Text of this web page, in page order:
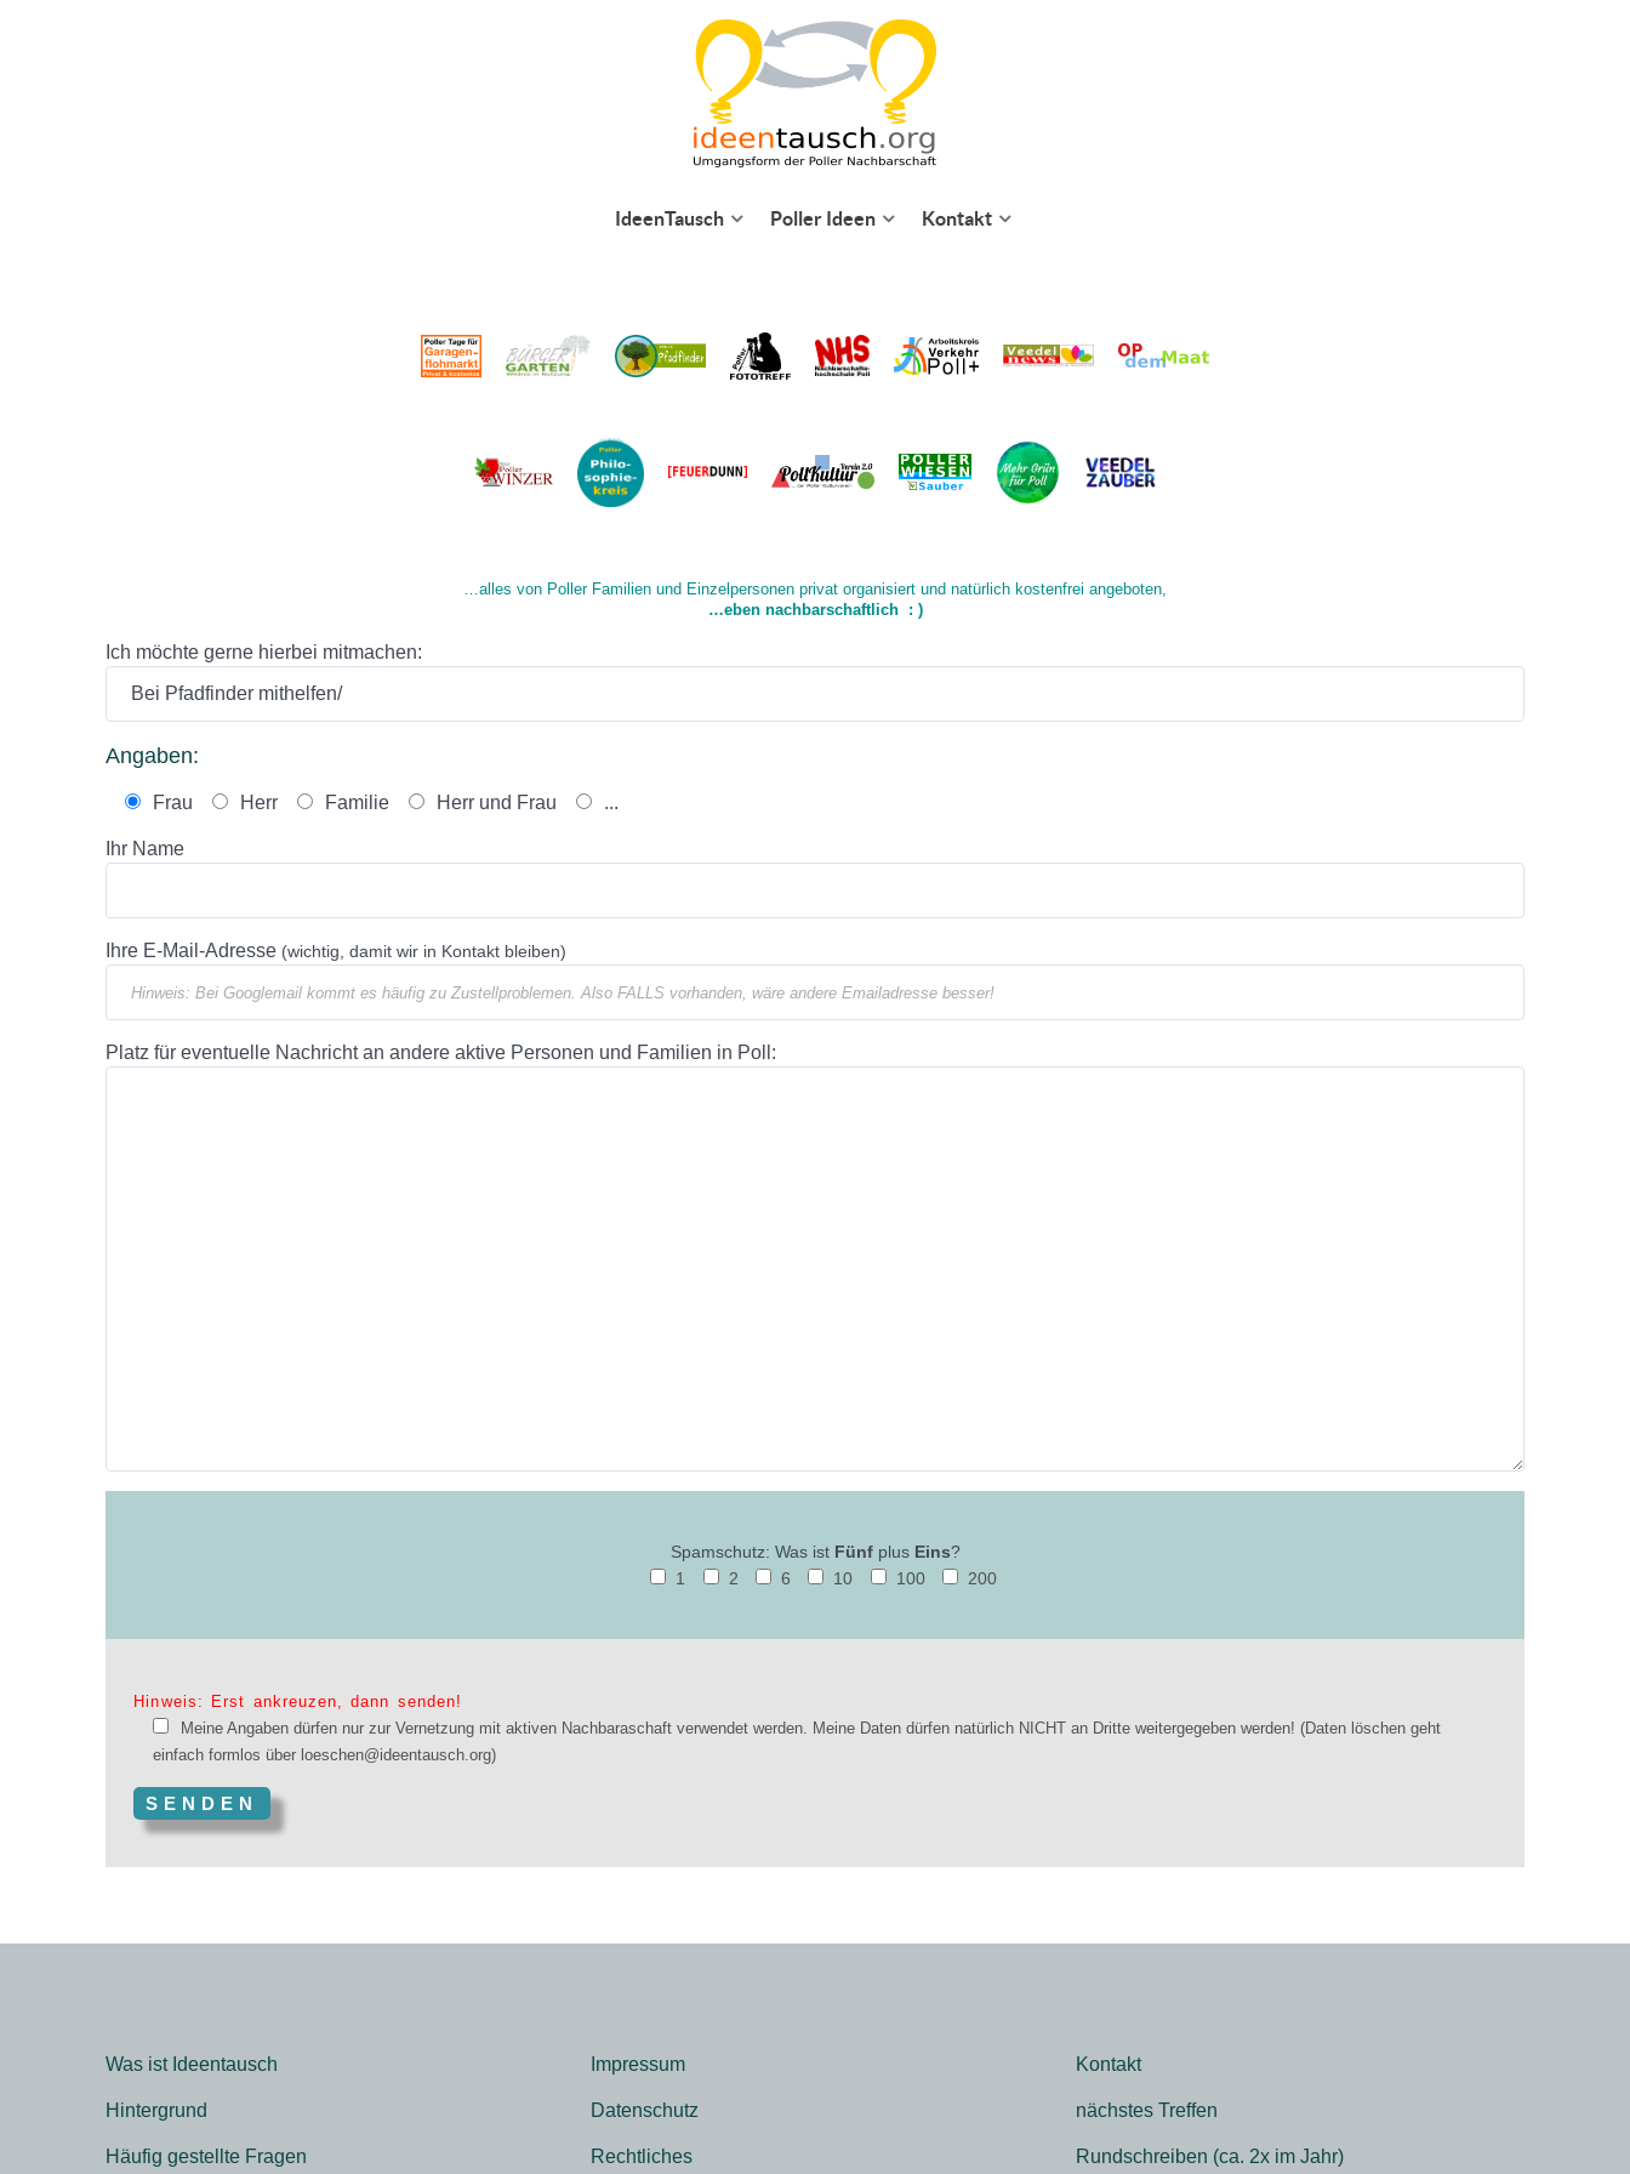
IdeenTausch Poller Ideen Kontakt
…alles von Poller Familien und Einzelpersonen privat organisiert und natürlich kostenfrei angeboten,
…eben nachbarschaftlich : )
Ich möchte gerne hierbei mitmachen:
Angaben:
Frau Herr Familie Herr und Frau ...
Ihr Name
Ihre E-Mail-Adresse (wichtig, damit wir in Kontakt bleiben)
Platz für eventuelle Nachricht an andere aktive Personen und Familien in Poll:
Spamschutz: Was ist Fünfplus Eins?
1
2 6 10 100 200
Hinweis: Erst ankreuzen, dann senden!
Meine Angaben dürfen nur zur Vernetzung mit aktiven Nachbaraschaft verwendet werden. Meine Daten dürfen natürlich NICHT an Dritte weitergegeben werden! (Daten löschen geht
einfach formlos über loeschen@ideentausch.org)
Was ist Ideentausch
Hintergrund
Häufig gestellte Fragen
Impressum
Datenschutz
Rechtliches
Kontakt
nächstes Treffen
Rundschreiben (ca. 2x im Jahr)